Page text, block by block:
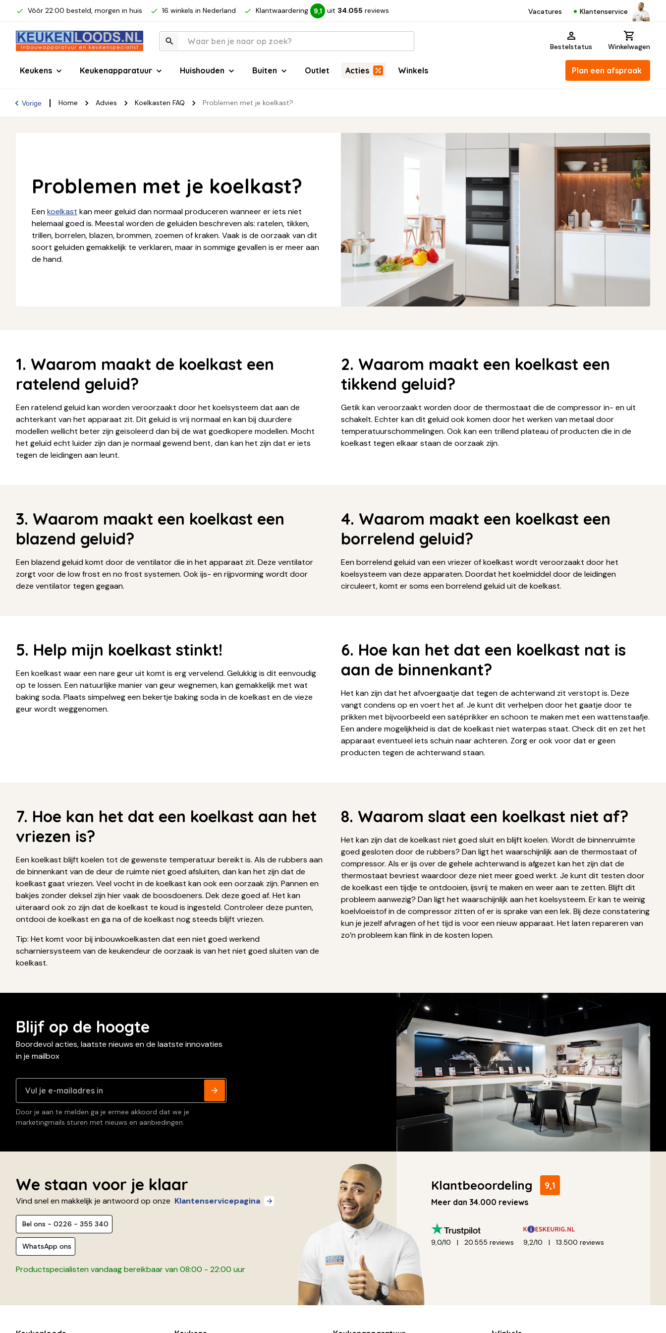
Vóór 22:00 besteld, morgen in huis 16 winkels in Nederland Klantwaardering 9,1 uit 34.055 reviews Vacatures Klantenservice
Bestelstatus Winkelwagen
Keukens Keukenapparatuur Huishouden Buiten Outlet Acties Winkels Plan een afspraak
Vorige Home Advies Koelkasten FAQ Problemen met je koelkast?
Problemen met je koelkast?
Eenkoelkast kan meer geluid dan normaal produceren wanneer er iets niet
helemaal goed is. Meestal worden de geluiden beschreven als: ratelen, tikken,
trillen, borrelen, blazen, brommen, zoemen of kraken. Vaak is de oorzaak van dit
soort geluiden gemakkelijk te verklaren, maar in sommige gevallen is er meer aan
de hand.
1. Waarom maakt de koelkast een
ratelend geluid?
Een ratelend geluid kan worden veroorzaakt door het koelsysteem dat aan de
achterkant van het apparaat zit. Dit geluid is vrij normaal en kan bij duurdere
modellen wellicht beter zijn geïsoleerd dan bij de wat goedkopere modellen. Mocht
het geluid echt luider zijn dan je normaal gewend bent, dan kan het zijn dat er iets
tegen de leidingen aan leunt.
2. Waarom maakt een koelkast een
tikkend geluid?
Getik kan veroorzaakt worden door de thermostaat die de compressor in- en uit
schakelt. Echter kan dit geluid ook komen door het werken van metaal door
temperatuurschommelingen. Ook kan een trillend plateau of producten die in de
koelkast tegen elkaar staan de oorzaak zijn.
3. Waarom maakt een koelkast een
blazend geluid?
Een blazend geluid komt door de ventilator die in het apparaat zit. Deze ventilator
zorgt voor de low frost en no frost systemen. Ook ijs- en rijpvorming wordt door
deze ventilator tegen gegaan.
4. Waarom maakt een koelkast een
borrelend geluid?
Een borrelend geluid van een vriezer of koelkast wordt veroorzaakt door het
koelsysteem van deze apparaten. Doordat het koelmiddel door de leidingen
circuleert, komt er soms een borrelend geluid uit de koelkast.
5. Help mijn koelkast stinkt!
Een koelkast waar een nare geur uit komt is erg vervelend. Gelukkig is dit eenvoudig
op te lossen. Een natuurlijke manier van geur wegnemen, kan gemakkelijk met wat
baking soda. Plaats simpelweg een bekertje baking soda in de koelkast en de vieze
geur wordt weggenomen.
6. Hoe kan het dat een koelkast nat is
aan de binnenkant?
Het kan zijn dat het afvoergaatje dat tegen de achterwand zit verstopt is. Deze
vangt condens op en voert het af. Je kunt dit verhelpen door het gaatje door te
prikken met bijvoorbeeld een satéprikker en schoon te maken met een wattenstaafje.
Een andere mogelijkheid is dat de koelkast niet waterpas staat. Check dit en zet het
apparaat eventueel iets schuin naar achteren. Zorg er ook voor dat er geen
producten tegen de achterwand staan.
7. Hoe kan het dat een koelkast aan het
vriezen is?
Een koelkast blijft koelen tot de gewenste temperatuur bereikt is. Als de rubbers aan
de binnenkant van de deur de ruimte niet goed afsluiten, dan kan het zijn dat de
koelkast gaat vriezen. Veel vocht in de koelkast kan ook een oorzaak zijn. Pannen en
bakjes zonder deksel zijn hier vaak de boosdoeners. Dek deze goed af. Het kan
uiteraard ook zo zijn dat de koelkast te koud is ingesteld. Controleer deze punten,
ontdooi de koelkast en ga na of de koelkast nog steeds blijft vriezen.
Tip: Het komt voor bij inbouwkoelkasten dat een niet goed werkend
scharniersysteem van de keukendeur de oorzaak is van het niet goed sluiten van de
koelkast.
8. Waarom slaat een koelkast niet af?
Het kan zijn dat de koelkast niet goed sluit en blijft koelen. Wordt de binnenruimte
goed gesloten door de rubbers? Dan ligt het waarschijnlijk aan de thermostaat of
compressor. Als er ijs over de gehele achterwand is afgezet kan het zijn dat de
thermostaat bevriest waardoor deze niet meer goed werkt. Je kunt dit testen door
de koelkast een tijdje te ontdooien, ijsvrij te maken en weer aan te zetten. Blijft dit
probleem aanwezig? Dan ligt het waarschijnlijk aan het koelsysteem. Er kan te weinig
koelvloeistof in de compressor zitten of er is sprake van een lek. Bij deze constatering
kun je jezelf afvragen of het tijd is voor een nieuw apparaat. Het laten repareren van
zo’n probleem kan flink in de kosten lopen.
Blijf op de hoogte
Boordevol acties, laatste nieuws en de laatste innovaties
in je mailbox
Door je aan te melden ga je ermee akkoord dat we je
marketingmails sturen met nieuws en aanbiedingen.
We staan voor je klaar
Vind snel en makkelijk je antwoord op onze Klantenservicepagina
Bel ons - 0226 - 355 340
WhatsApp ons
Productspecialisten vandaag bereikbaar van 08:00 - 22:00 uur
Klantbeoordeling 9,1
Meer dan 34.000 reviews
9,0/10 20.555 reviews 9,2/10 13.500 reviews